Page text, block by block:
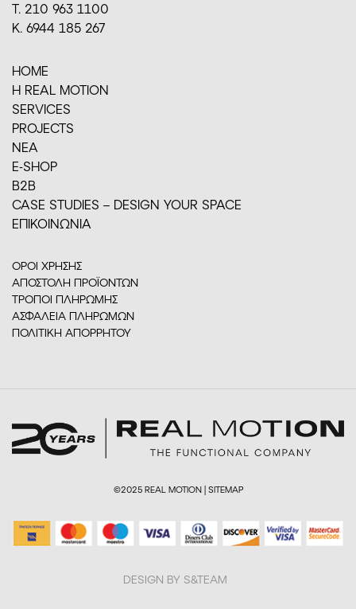
Τ. 210 963 1100
Κ. 6944 185 267
HOME
H REAL MOTION
SERVICES
PROJECTS
ΝΕΑ
E-SHOP
Β2Β
CASE STUDIES – DESIGN YOUR SPACE
ΕΠΙΚΟΙΝΩΝΙΑ
ΟΡΟΙ ΧΡΗΣΗΣ
ΑΠΟΣΤΟΛΗ ΠΡΟΪΟΝΤΩΝ
ΤΡΟΠΟΙ ΠΛΗΡΩΜΗΣ
ΑΣΦΑΛΕΙΑ ΠΛΗΡΩΜΩΝ
ΠΟΛΙΤΙΚΗ ΑΠΟΡΡΗΤΟΥ
©2025 REAL MOTION | SITEMAP
DESIGN BY S&TEAM